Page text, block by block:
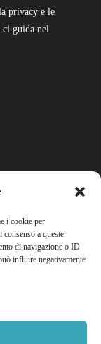
i cookie per
a queste
di navigazione o ID
influire negativamente
privacy e le
ci guida nel